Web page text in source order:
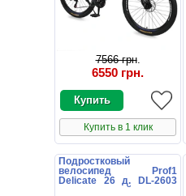
7566 грн.
6550 грн.
Купить в 1 клик
Подростковый
велосипед Prof1
Delicate 26 д. DL-2603
черно-розовый